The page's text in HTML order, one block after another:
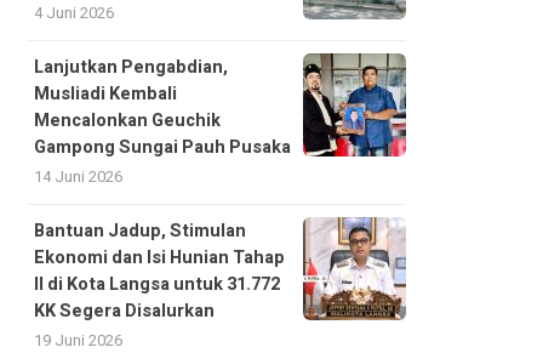
4 Juni 2026
Lanjutkan Pengabdian,
Musliadi Kembali
Mencalonkan Geuchik
Gampong Sungai Pauh Pusaka
14 Juni 2026
Bantuan Jadup, Stimulan
Ekonomi dan Isi Hunian Tahap
II di Kota Langsa untuk 31.772
KK Segera Disalurkan
19 Juni 2026